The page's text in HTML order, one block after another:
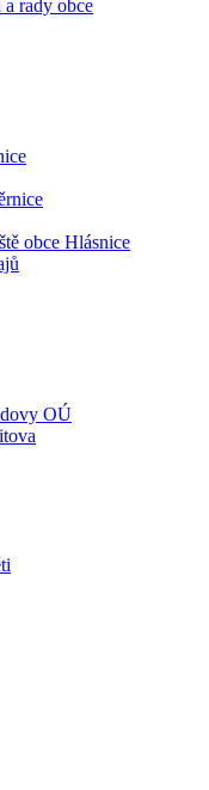
a rady obce
obce Hlásnice
OÚ